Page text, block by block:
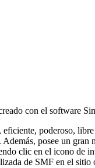
con el software
poderoso,
posee un
clic en el icono de
de SMF en el